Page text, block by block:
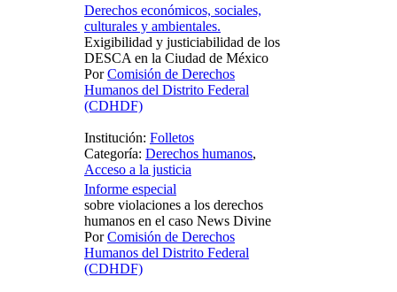
Derechos económicos, sociales,
culturales y ambientales.
Exigibilidad y justiciabilidad de los
DESCA en la Ciudad de México
PorComisión de Derechos
Humanos del Distrito Federal
(CDHDF)
Institución: Folletos
Categoría: Derechos humanos,
Acceso a la justicia
Informe especial
sobre violaciones a los derechos
humanos en el caso News Divine
PorComisión de Derechos
Humanos del Distrito Federal
(CDHDF)